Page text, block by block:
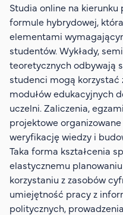
Studia online na
formule hybrydowej,
elementami
studentów. Wykłady,
teoretycznych odbywają
studenci mogą korzystać
modułów edukacyjnych
uczelni. Zaliczenia,
projektowe
weryfikację wiedzy i
Taka forma kształcenia
elastycznemu
korzystaniu z zasobów
umiejętność pracy z
politycznych,